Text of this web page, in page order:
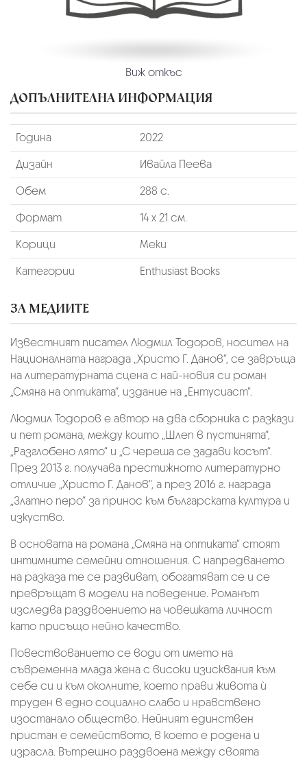
Виж откъс
ДОПЪЛНИТЕЛНА ИНФОРМАЦИЯ
Година
2022
Дизайн
Ивайла Пеева
Обем
288 с.
Формат
14 х 21 см.
Корици
Меки
Категории
Enthusiast Books
ЗА МЕДИИТЕ
Известният писател Людмил Тодоров, носител на
Националната награда „Христо Г. Данов“, се завръща
на литературната сцена с най-новия си роман
„Смяна на оптиката“, издание на „Ентусиаст“.
Людмил Тодоров е автор на два сборника с разкази
и пет романа, между които „Шлеп в пустинята“,
„Разглобено лято“ и „С череша се задави косът“.
През 2013 г. получава престижното литературно
отличие „Христо Г. Данов“, а през 2016 г. награда
„Златно перо“ за принос към българската култура и
изкуство.
В основата на романа „Смяна на оптиката“ стоят
интимните семейни отношения. С напредването
на разказа те се развиват, обогатяват се и се
превръщат в модели на поведение. Романът
изследва раздвоението на човешката личност
като присъщо нейно качество.
Повествованието се води от името на
съвременна млада жена с високи изисквания към
себе си и към околните, което прави живота ѝ
труден в едно социално слабо и нравствено
изостанало общество. Нейният единствен
пристан е семейството, в което е родена и
израсла. Вътрешно раздвоена между своята